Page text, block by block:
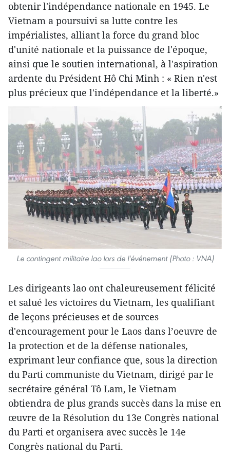
obtenir l'indépendance nationale en 1945. Le
Vietnam a poursuivi sa lutte contre les
impérialistes, alliant la force du grand bloc
d'unité nationale et la puissance de l'époque,
ainsi que le soutien international, à l'aspiration
ardente du Président Hô Chi Minh : « Rien n'est
plus précieux que l'indépendance et la liberté.»
Le contingent militaire lao lors de l'événement (Photo : VNA)
Les dirigeants lao ont chaleureusement félicité
et salué les victoires du Vietnam, les qualifiant
de leçons précieuses et de sources
d'encouragement pour le Laos dans l’oeuvre de
la protection et de la défense nationales,
exprimant leur confiance que, sous la direction
du Parti communiste du Vietnam, dirigé par le
secrétaire général Tô Lam, le Vietnam
obtiendra de plus grands succès dans la mise en
œuvre de la Résolution du 13e Congrès national
du Parti et organisera avec succès le 14e
Congrès national du Parti.